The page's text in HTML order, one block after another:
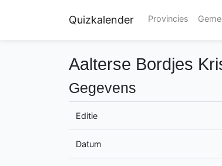
Quizkalender Provincies
Aalterse Bordjes
Gegevens
Editie
Datum